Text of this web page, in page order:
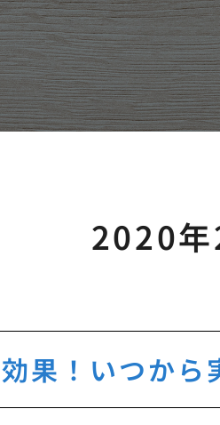
2020年
果！いつから